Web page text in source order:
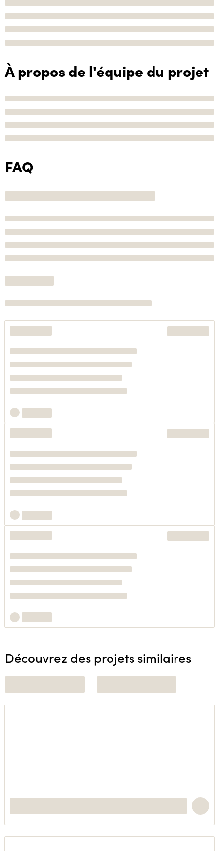
À propos de l'équipe du projet
FAQ
Découvrez des projets similaires